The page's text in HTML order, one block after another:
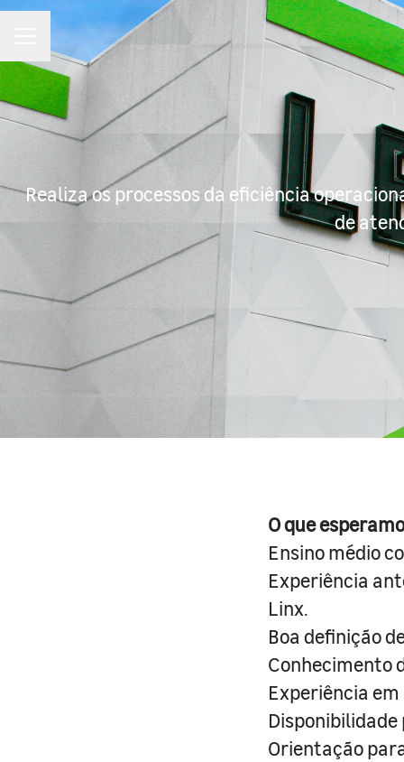
MENU DE CARREIRAS
Realiza os processos da eficiência
de
O que
Ensino médio
Experiência
Linx.
Boa definição
Conhecimento
Experiência
Orientação